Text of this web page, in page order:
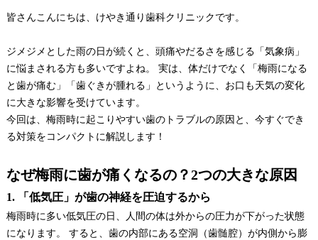
皆さんこんにちは、けやき通り歯科クリニックです。
ジメジメとした雨の日が続くと、頭痛やだるさを感じる「気象病」
に悩まされる方も多いですよね。 実は、体だけでなく「梅雨になる
と歯が痛む」「歯ぐきが腫れる」というように、お口も天気の変化
に大きな影響を受けています。
今回は、梅雨時に起こりやすい歯のトラブルの原因と、今すぐでき
る対策をコンパクトに解説します！
なぜ梅雨に歯が痛くなるの？2つの大きな原因
1. 「低気圧」が歯の神経を圧迫するから
梅雨時に多い低気圧の日、人間の体は外からの圧力が下がった状態
になります。 すると、歯の内部にある空洞（歯髄腔）が内側から膨